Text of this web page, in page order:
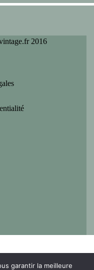
2016
garantir la meilleure